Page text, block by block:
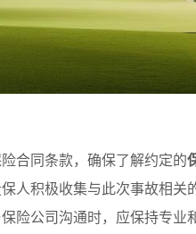
合同条款，确保了解约定的
人积极收集与此次事故相关
险公司沟通时，应保持专业